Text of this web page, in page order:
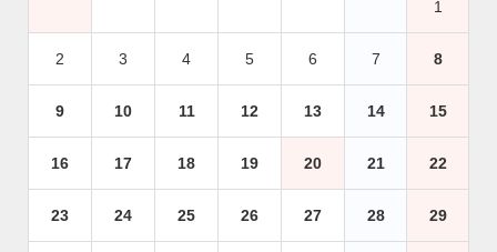
1
2 3 4 5 6 7 8
9 10 11 12 13 14 15
16 17 18 19 20 21 22
23 24 25 26 27 28 29